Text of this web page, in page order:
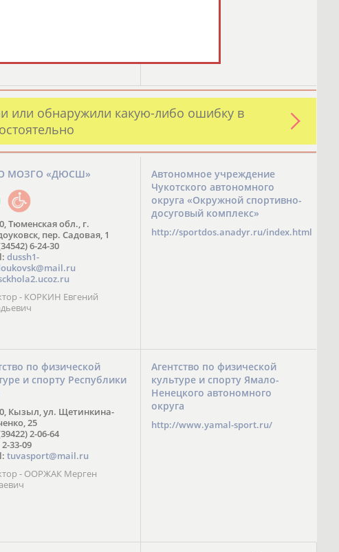
или обнаружили какую-либо ошибку в
МОЗГО «ДЮСШ»
Тюменская обл., г.
пер. Садовая, 1
6-24-30
dussh1-
- КОРКИН Евгений
Автономное учреждение
Чукотского автономного
округа «Окружной спортивно-
досуговый комплекс»
http://sportdos.anadyr.ru/index.html
по физической
и спорту Республики
Кызыл, ул. Щетинкина-
25
2-06-64
33-09
tuvasport@mail.ru
- ООРЖАК Мерген
Агентство по физической
культуре и спорту Ямало-
Ненецкого автономного
округа
http://www.yamal-sport.ru/